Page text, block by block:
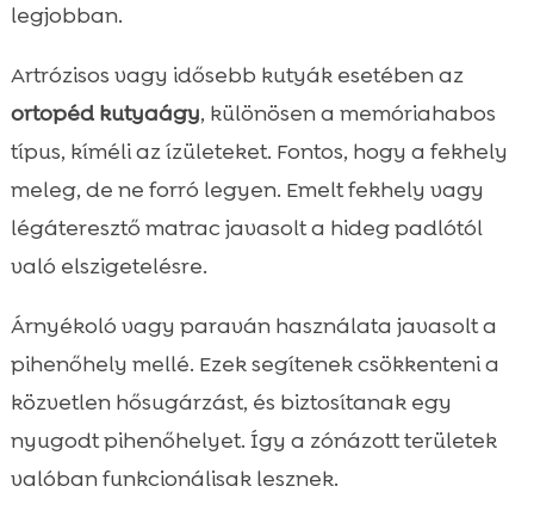
legjobban.
Artrózisos vagy idősebb kutyák esetében az
ortopéd kutyaágy, különösen a memóriahabos
típus, kíméli az ízületeket. Fontos, hogy a fekhely
meleg, de ne forró legyen. Emelt fekhely vagy
légáteresztő matrac javasolt a hideg padlótól
való elszigetelésre.
Árnyékoló vagy paraván használata javasolt a
pihenőhely mellé. Ezek segítenek csökkenteni a
közvetlen hősugárzást, és biztosítanak egy
nyugodt pihenőhelyet. Így a zónázott területek
valóban funkcionálisak lesznek.